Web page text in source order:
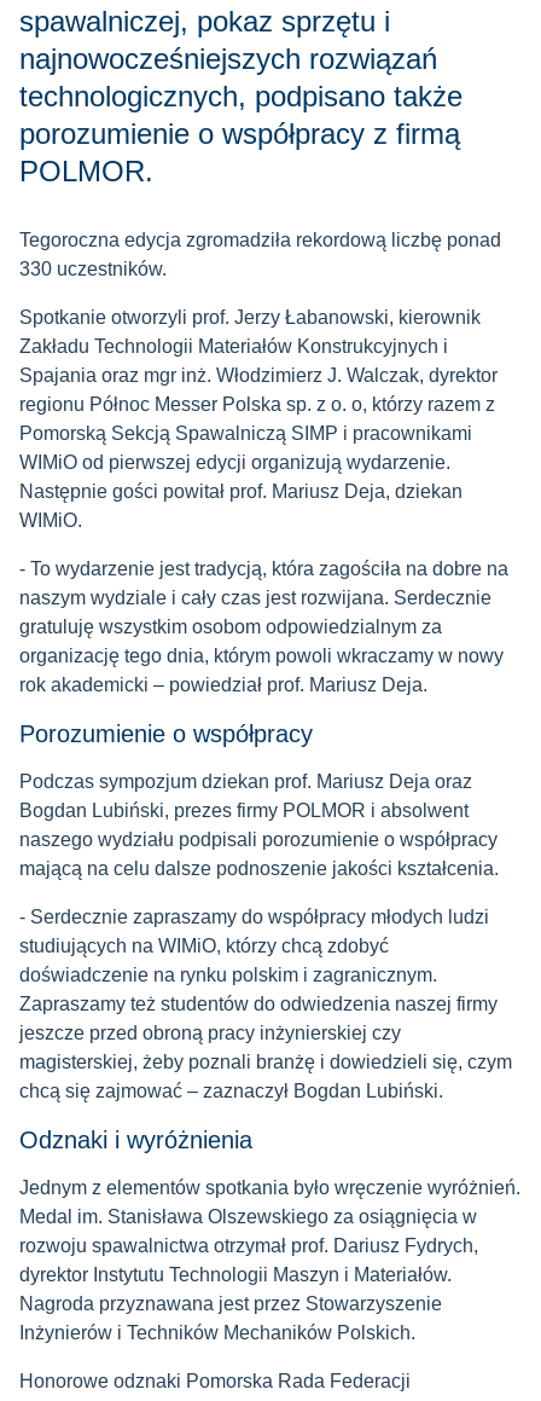
spawalniczej, pokaz sprzętu i
najnowocześniejszych rozwiązań
technologicznych, podpisano także
porozumienie o współpracy z firmą
POLMOR.
Tegoroczna edycja zgromadziła rekordową liczbę ponad
330 uczestników.
Spotkanie otworzyli prof. Jerzy Łabanowski, kierownik
Zakładu Technologii Materiałów Konstrukcyjnych i
Spajania oraz mgr inż. Włodzimierz J. Walczak, dyrektor
regionu Północ Messer Polska sp. z o. o, którzy razem z
Pomorską Sekcją Spawalniczą SIMP i pracownikami
WIMiO od pierwszej edycji organizują wydarzenie.
Następnie gości powitał prof. Mariusz Deja, dziekan
WIMiO.
- To wydarzenie jest tradycją, która zagościła na dobre na
naszym wydziale i cały czas jest rozwijana. Serdecznie
gratuluję wszystkim osobom odpowiedzialnym za
organizację tego dnia, którym powoli wkraczamy w nowy
rok akademicki – powiedział prof. Mariusz Deja.
Porozumienie o współpracy
Podczas sympozjum dziekan prof. Mariusz Deja oraz
Bogdan Lubiński, prezes firmy POLMOR i absolwent
naszego wydziału podpisali porozumienie o współpracy
mającą na celu dalsze podnoszenie jakości kształcenia.
- Serdecznie zapraszamy do współpracy młodych ludzi
studiujących na WIMiO, którzy chcą zdobyć
doświadczenie na rynku polskim i zagranicznym.
Zapraszamy też studentów do odwiedzenia naszej firmy
jeszcze przed obroną pracy inżynierskiej czy
magisterskiej, żeby poznali branżę i dowiedzieli się, czym
chcą się zajmować – zaznaczył Bogdan Lubiński.
Odznaki i wyróżnienia
Jednym z elementów spotkania było wręczenie wyróżnień.
Medal im. Stanisława Olszewskiego za osiągnięcia w
rozwoju spawalnictwa otrzymał prof. Dariusz Fydrych,
dyrektor Instytutu Technologii Maszyn i Materiałów.
Nagroda przyznawana jest przez Stowarzyszenie
Inżynierów i Techników Mechaników Polskich.
Honorowe odznaki Pomorska Rada Federacji